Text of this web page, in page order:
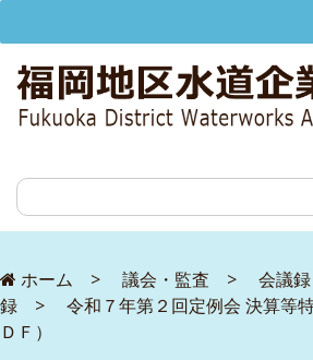
ホーム > 議会・監査 > 会議録
録 > 令和７年第２回定例会 決算等
ＤＦ）